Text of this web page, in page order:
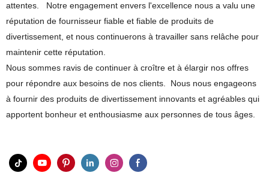
attentes. Notre engagement envers l'excellence nous a valu une
réputation de fournisseur fiable et fiable de produits de
divertissement, et nous continuerons à travailler sans relâche pour
maintenir cette réputation.
Nous sommes ravis de continuer à croître et à élargir nos offres
pour répondre aux besoins de nos clients. Nous nous engageons
à fournir des produits de divertissement innovants et agréables qui
apportent bonheur et enthousiasme aux personnes de tous âges.